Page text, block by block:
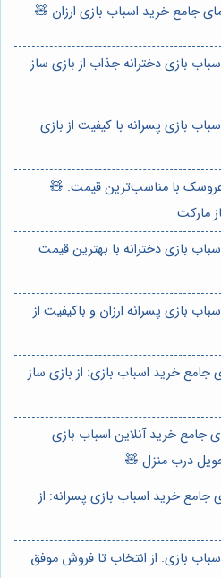
جامع خرید اسباب بازی ارزان 🧸
بازی دخترانه جذاب از بازی ساز
بازی پسرانه با کیفیت از بازی
عروسک با مناسب‌ترین قیمت: 🧸
مارکت
بازی دخترانه با بهترین قیمت
بازی پسرانه ارزان و باکیفیت از
جامع خرید اسباب بازی: از بازی ساز
جامع خرید آنلاین اسباب بازی
درب منزل 🧸
جامع خرید اسباب بازی پسرانه: از
بازی: از انتخاب تا فروش موفق